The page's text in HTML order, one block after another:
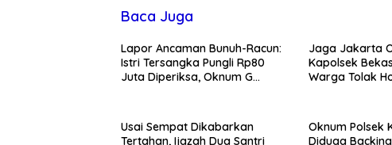
Baca Juga
Lapor Ancaman Bunuh-Racun:
Istri Tersangka Pungli Rp80
Juta Diperiksa, Oknum G
Jaga Jakarta
Kapolsek
Warga Tolak
Usai Sempat Dikabarkan
Tertahan, Ijazah Dua Santri
Oknum Polsek
Diduga